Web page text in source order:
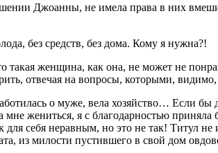
Джоанны, не имела права в них
без средств, без дома. Кому я нужна?!
такая женщина, как она, не может не
отвечая на вопросы, которыми, видимо,
о муже, вела хозяйство… Если бы
мне жениться, я с благодарностью
себя неравным, но это не так! Титул не
из милости пустившего в свой дом